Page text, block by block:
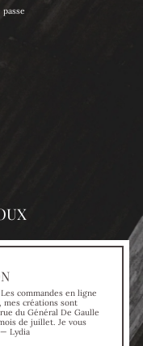
commandes en ligne
mes créations sont
du Général De Gaulle
de juillet. Je vous
Lydia